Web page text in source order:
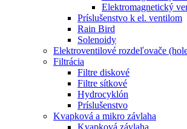
Elektromagnetický
Príslušenstvo k el. ventilom
Rain Bird
Solenoidy
Elektroventilové rozdeľovače
Filtrácia
Filtre diskové
Filtre sítkové
Hydrocyklón
Príslušenstvo
Kvapková a mikro závlaha​
Kvapková závlaha